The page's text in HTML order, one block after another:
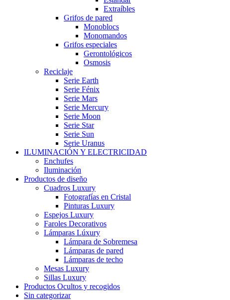
Extraíbles
Grifos de pared
Monoblocs
Monomandos
Grifos especiales
Gerontológicos
Osmosis
Reciclaje
Serie Earth
Serie Fénix
Serie Mars
Serie Mercury
Serie Moon
Serie Star
Serie Sun
Serie Uranus
ILUMINACIÓN Y ELECTRICIDAD
Enchufes
Iluminación
Productos de diseño
Cuadros Luxury
Fotografías en Cristal
Pinturas Luxury
Espejos Luxury
Faroles Decorativos
Lámparas Lúxury
Lámpara de Sobremesa
Lámparas de pared
Lámparas de techo
Mesas Luxury
Sillas Luxury
Productos Ocultos y recogidos
Sin categorizar